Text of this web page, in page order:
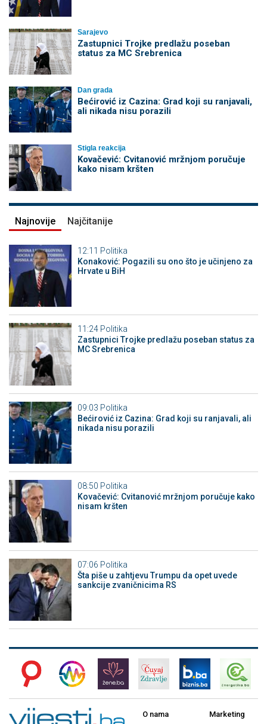
Sarajevo
Zastupnici Trojke predlažu poseban
status za MC Srebrenica
Dan grada
Bećirović iz Cazina: Grad koji su ranjavali,
ali nikada nisu porazili
Stigla reakcija
Kovačević: Cvitanović mržnjom poručuje
kako nisam kršten
Najnovije Najčitanije
12:11 Politika
Konaković: Pogazili su ono što je učinjeno za
Hrvate u BiH
11:24 Politika
Zastupnici Trojke predlažu poseban status za
MC Srebrenica
09:03 Politika
Bećirović iz Cazina: Grad koji su ranjavali, ali
nikada nisu porazili
08:50 Politika
Kovačević: Cvitanović mržnjom poručuje kako
nisam kršten
07:06 Politika
Šta piše u zahtjevu Trumpu da opet uvede
sankcije zvaničnicima RS
O nama Marketing